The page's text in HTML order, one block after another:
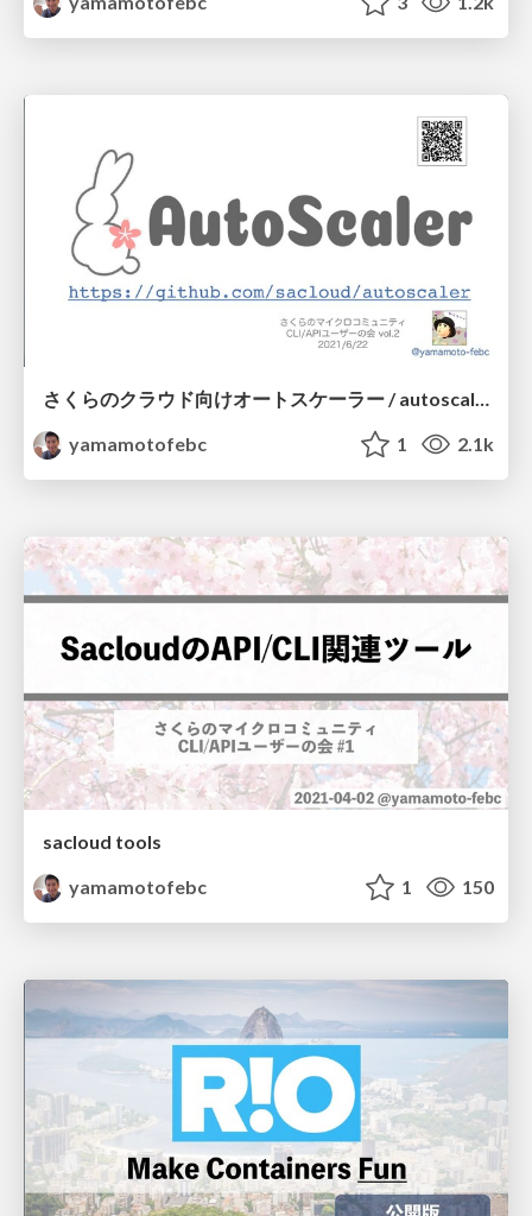
さくらのクラウド向けオートスケーラー / autoscaler for SAKURA cloud
yamamotofebc
1 2.1k
sacloud tools
yamamotofebc
1 150